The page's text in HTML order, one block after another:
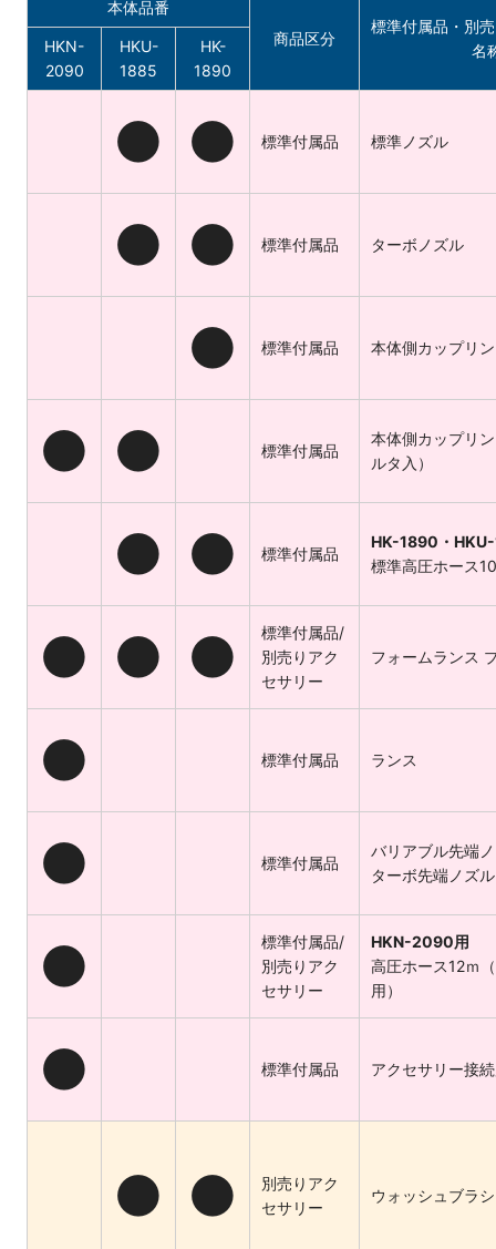
本体品番
商品区分
標準付属品・別
名
HKN-
2090
HKU-
1885
HK-
1890
● ● 標準付属品 標準ノズル
● ● 標準付属品 ターボノズル
● 標準付属品 本体側カップリ
● ● 標準付属品
本体側カップリ
ルタ入）
● ● 標準付属品
HK-1890・
標準高圧ホース
● ● ●
標準付属品/
別売りアク
セサリー
フォームランス
● 標準付属品 ランス
● 標準付属品
バリアブル先端
ターボ先端ノズル
●
標準付属品/
別売りアク
セサリー
HKN-2090用
高圧ホース12ｍ
用）
● 標準付属品 アクセサリー接
● ●
別売りアク
セサリー
ウォッシュブラシ